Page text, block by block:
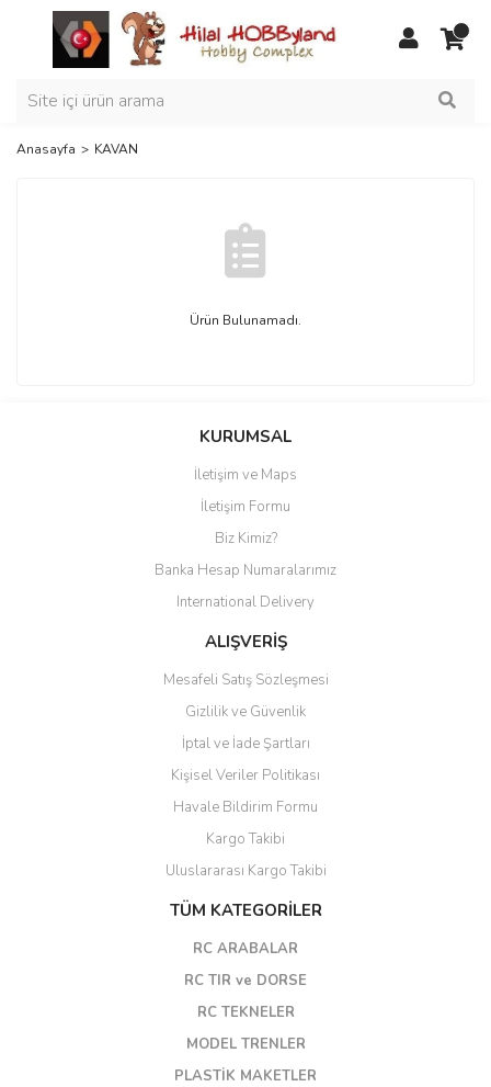
Anasayfa KAVAN
Ürün Bulunamadı.
KURUMSAL
İletişim ve Maps
İletişim Formu
Biz Kimiz?
Banka Hesap Numaralarımız
International Delivery
ALIŞVERİŞ
Mesafeli Satış Sözleşmesi
Gizlilik ve Güvenlik
İptal ve İade Şartları
Kişisel Veriler Politikası
Havale Bildirim Formu
Kargo Takibi
Uluslararası Kargo Takibi
TÜM KATEGORİLER
RC ARABALAR
RC TIR ve DORSE
RC TEKNELER
MODEL TRENLER
PLASTİK MAKETLER